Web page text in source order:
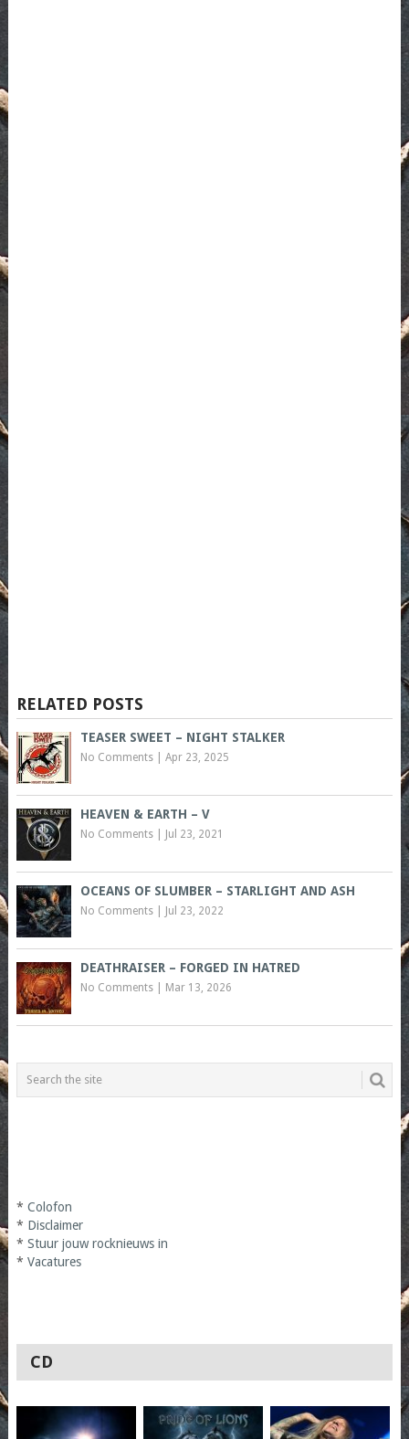
RELATED POSTS
TEASER SWEET – NIGHT STALKER
No Comments| Apr 23, 2025
HEAVEN & EARTH – V
No Comments| Jul 23, 2021
OCEANS OF SLUMBER – STARLIGHT AND ASH
No Comments| Jul 23, 2022
DEATHRAISER – FORGED IN HATRED
No Comments| Mar 13, 2026
* Colofon
* Disclaimer
* Stuur jouw rocknieuws in
* Vacatures
CD